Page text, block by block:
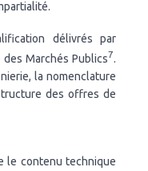
délivrés par
des Marchés Publics7.
la nomenclature
des offres de
le contenu technique